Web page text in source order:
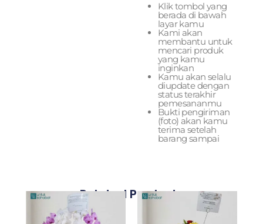
Klik tombol yang
berada di bawah
layar kamu
Kami akan
membantu untuk
mencari produk
yang kamu
inginkan
Kamu akan selalu
diupdate dengan
status terakhir
pemesananmu
Bukti pengiriman
(foto) akan kamu
terima setelah
barang sampai
Related Products
Original
price
Current
price